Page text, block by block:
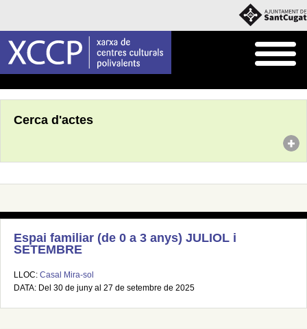
Cerca d'actes
Espai familiar (de 0 a 3 anys) JULIOL i
SETEMBRE
LLOC: Casal Mira-sol
DATA: Del 30 de juny al 27 de setembre de 2025